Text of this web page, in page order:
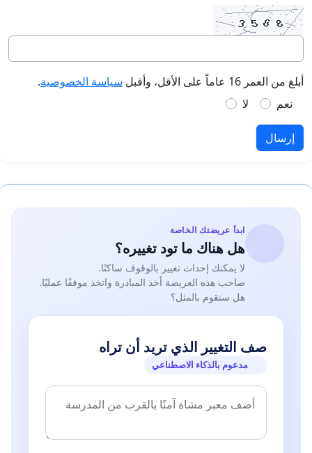
أبلغ من العمر 16 عاماً على الأقل، وأقبل سياسة الخصوصية.
نعم
لا
إرسال
ابدأ عريضتك الخاصة
هل هناك ما تود تغييره؟
لا يمكنك إحداث تغيير بالوقوف ساكنًا.
صاحب هذه العريضة أخذ المبادرة واتخذ موقفًا عمليًا.
هل ستقوم بالمثل؟
صف التغيير الذي تريد أن تراه
مدعوم بالذكاء الاصطناعي